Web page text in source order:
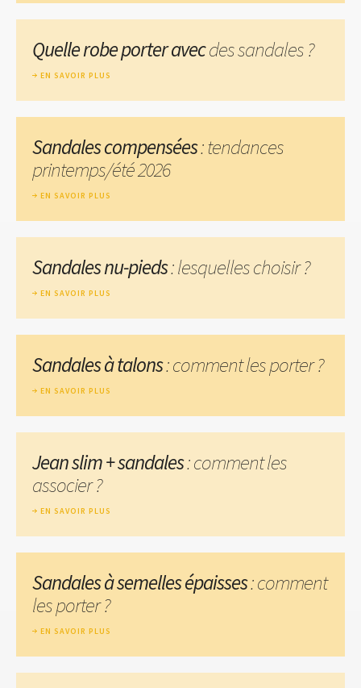
Quelle robe porter avecdes sandales ?
EN SAVOIR PLUS
Sandales compensées: tendances
printemps/été 2026
EN SAVOIR PLUS
Sandales nu-pieds: lesquelles choisir ?
EN SAVOIR PLUS
Sandales à talons: comment les porter ?
EN SAVOIR PLUS
Jean slim + sandales: comment les
associer ?
EN SAVOIR PLUS
Sandales à semelles épaisses: comment
les porter ?
EN SAVOIR PLUS